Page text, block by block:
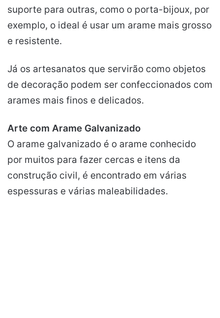
suporte para outras, como o porta-bijoux, por
exemplo, o ideal é usar um arame mais grosso
e resistente.
Já os artesanatos que servirão como objetos
de decoração podem ser confeccionados com
arames mais finos e delicados.
Arte com Arame Galvanizado
O arame galvanizado é o arame conhecido
por muitos para fazer cercas e itens da
construção civil, é encontrado em várias
espessuras e várias maleabilidades.